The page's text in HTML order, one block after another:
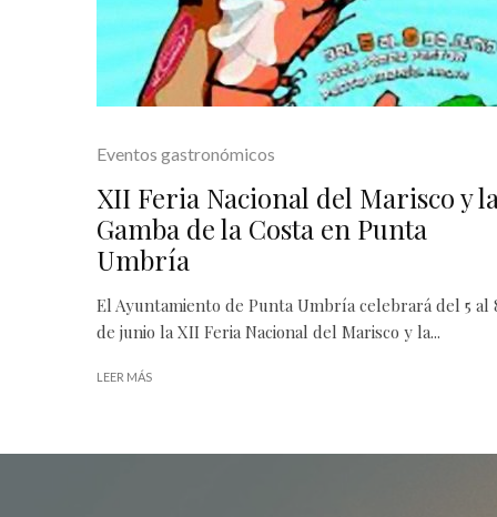
Eventos gastronómicos
XII Feria Nacional del Marisco y
Gamba de la Costa en Punta
Umbría
El Ayuntamiento de Punta Umbría celebrará del 5 al
de junio la XII Feria Nacional del Marisco y la...
LEER MÁS